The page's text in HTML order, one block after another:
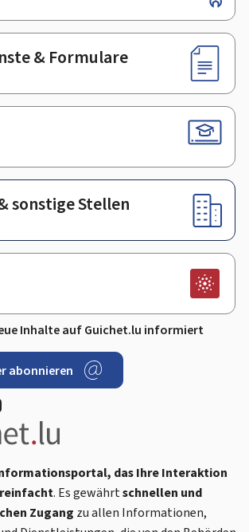
& Formulare
sonstige Stellen
Inhalte auf Guichet.lu informiert
abonnieren
das Ihre Interaktion
. Es gewährtschnellen und
Zugang zu allen Informationen,